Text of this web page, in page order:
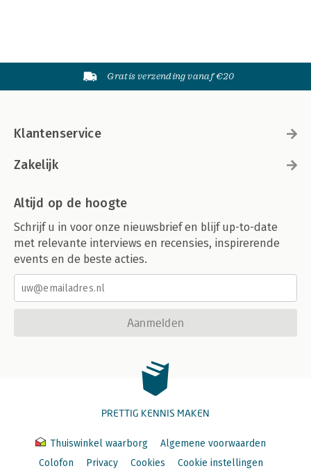
Gratis verzending vanaf €20
Klantenservice
Zakelijk
Altijd op de hoogte
Schrijf u in voor onze nieuwsbrief en blijf up-to-date
met relevante interviews en recensies, inspirerende
events en de beste acties.
Aanmelden
PRETTIG KENNIS MAKEN
Thuiswinkel waarborg
Algemene voorwaarden
Colofon
Privacy Cookies Cookie instellingen